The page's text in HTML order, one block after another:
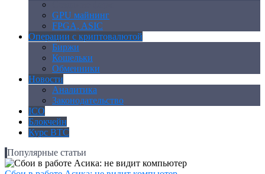
GPU майнинг
FPGA, ASIC
Операции с криптовалютой
Биржи
Кошельки
Обменники
Новости
Аналитика
Законодательство
ICO
Блокчейн
Курс BTC
Популярные статьи